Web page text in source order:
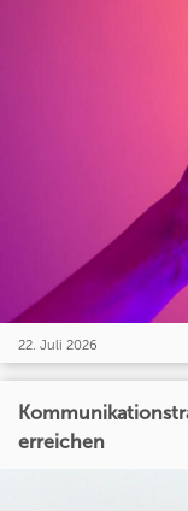
22. Juli 2026
erreichen